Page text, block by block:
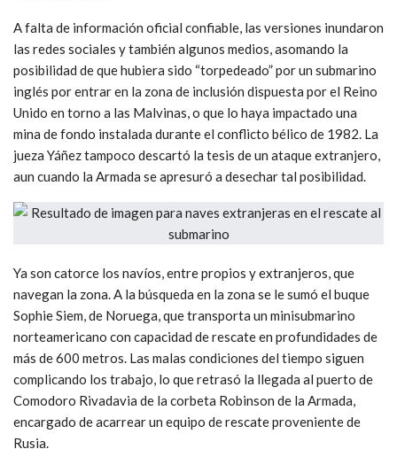
A falta de información oficial confiable, las versiones inundaron
las redes sociales y también algunos medios, asomando la
posibilidad de que hubiera sido “torpedeado” por un submarino
inglés por entrar en la zona de inclusión dispuesta por el Reino
Unido en torno a las Malvinas, o que lo haya impactado una
mina de fondo instalada durante el conflicto bélico de 1982. La
jueza Yáñez tampoco descartó la tesis de un ataque extranjero,
aun cuando la Armada se apresuró a desechar tal posibilidad.
Ya son catorce los navíos, entre propios y extranjeros, que
navegan la zona. A la búsqueda en la zona se le sumó el buque
Sophie Siem, de Noruega, que transporta un minisubmarino
norteamericano con capacidad de rescate en profundidades de
más de 600 metros. Las malas condiciones del tiempo siguen
complicando los trabajo, lo que retrasó la llegada al puerto de
Comodoro Rivadavia de la corbeta Robinson de la Armada,
encargado de acarrear un equipo de rescate proveniente de
Rusia.